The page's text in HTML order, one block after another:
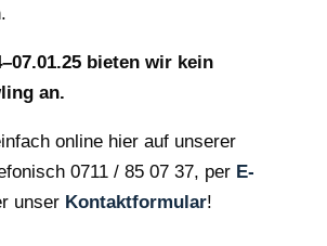
bieten wir kein
an.
online hier auf unserer
0711 / 85 07 37, per E-
unser Kontaktformular!